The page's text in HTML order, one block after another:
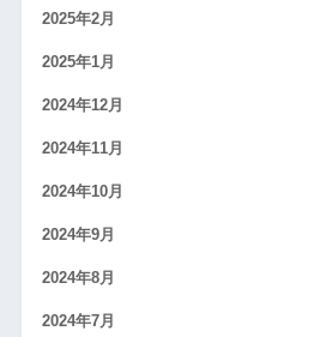
2025年2月
2025年1月
2024年12月
2024年11月
2024年10月
2024年9月
2024年8月
2024年7月